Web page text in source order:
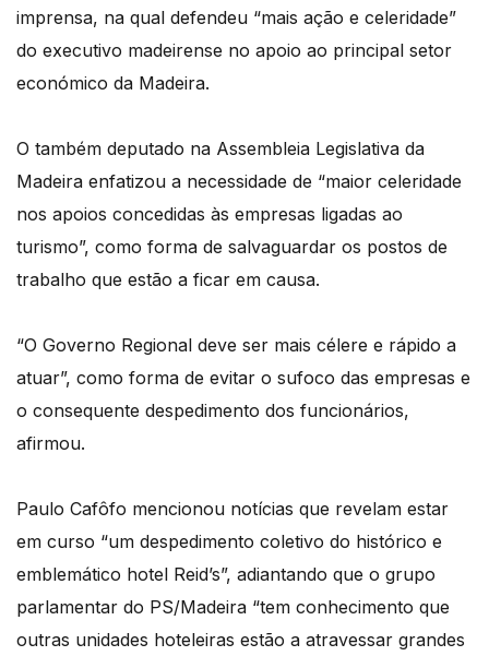
imprensa, na qual defendeu “mais ação e celeridade”
do executivo madeirense no apoio ao principal setor
económico da Madeira.
O também deputado na Assembleia Legislativa da
Madeira enfatizou a necessidade de “maior celeridade
nos apoios concedidas às empresas ligadas ao
turismo”, como forma de salvaguardar os postos de
trabalho que estão a ficar em causa.
“O Governo Regional deve ser mais célere e rápido a
atuar”, como forma de evitar o sufoco das empresas e
o consequente despedimento dos funcionários,
afirmou.
Paulo Cafôfo mencionou notícias que revelam estar
em curso “um despedimento coletivo do histórico e
emblemático hotel Reid’s”, adiantando que o grupo
parlamentar do PS/Madeira “tem conhecimento que
outras unidades hoteleiras estão a atravessar grandes